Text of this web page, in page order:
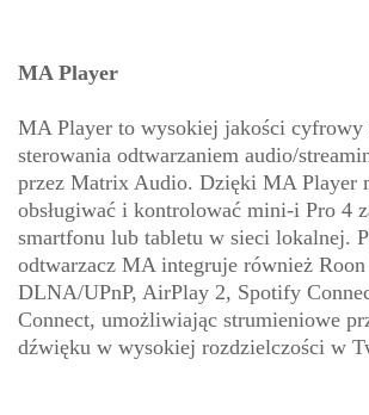
MA Player
MA Player to wysokiej jakości cyfrowy
sterowania odtwarzaniem audio/
przez Matrix Audio. Dzięki MA Player
obsługiwać i kontrolować mini-i Pro 4
smartfonu lub tabletu w sieci lokalnej.
odtwarzacz MA integruje również Roon
DLNA/UPnP, AirPlay 2, Spotify
Connect, umożliwiając strumieniowe
dźwięku w wysokiej rozdzielczości w